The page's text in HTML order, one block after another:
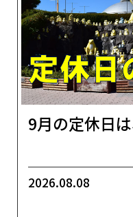
9月の定休日
2026.08.08